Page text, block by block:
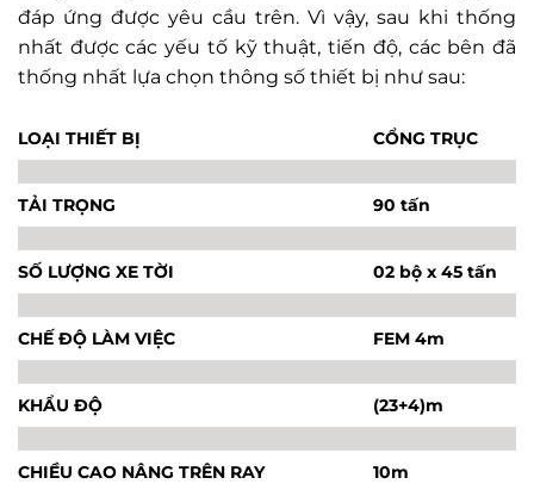
đáp ứng được yêu cầu trên. Vì vậy, sau khi thống
nhất được các yếu tố kỹ thuật, tiến độ, các bên đã
thống nhất lựa chọn thông số thiết bị như sau:
LOẠI THIẾT BỊ CỔNG TRỤC
TẢI TRỌNG 90 tấn
SỐ LƯỢNG XE TỜI 02 bộ x 45 tấn
CHẾ ĐỘ LÀM VIỆC FEM 4m
KHẨU ĐỘ (23+4)m
CHIỀU CAO NÂNG TRÊN RAY 10m